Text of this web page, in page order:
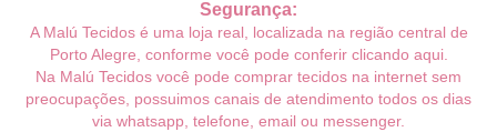
Segurança:
A Malú Tecidos é uma loja real, localizada na região central de
Porto Alegre, conforme você pode conferir clicando aqui.
Na Malú Tecidos você pode comprar tecidos na internet sem
preocupações, possuimos canais de atendimento todos os dias
via whatsapp, telefone, email ou messenger.